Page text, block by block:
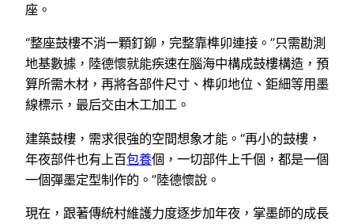
座。
“整座鼓樓不消一顆釘鉚，完整靠榫卯連接。”只需勘測
地基數據，陸德懷就能疾速在腦海中構成鼓樓構造，預
算所需木材，再將各部件尺寸、榫卯地位、鉅細等用墨
線標示，最后交由木工加工。
建築鼓樓，需求很強的空間想象才能。“再小的鼓樓，
年夜部件也有上百包養個，一切部件上千個，都是一個
一個彈墨定型制作的。”陸德懷說。
現在，跟著傳統村維護力度逐步加年夜，掌墨師的成長